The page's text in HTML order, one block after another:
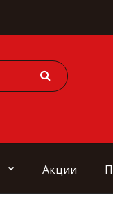
Акции